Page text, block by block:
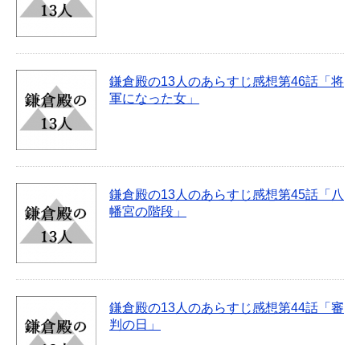
鎌倉殿の13人のあらすじ感想第46話「将
軍になった女」
鎌倉殿の13人のあらすじ感想第45話「八
幡宮の階段」
鎌倉殿の13人のあらすじ感想第44話「審
判の日」